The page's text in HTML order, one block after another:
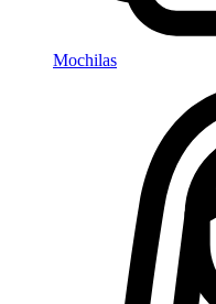
Mochilas